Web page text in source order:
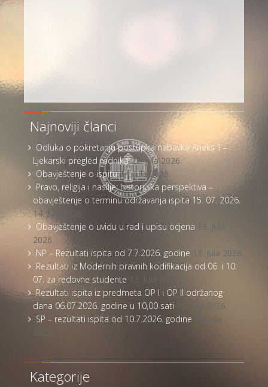
Najnoviji članci
Odluka o pokretanju postupka nabavke Aneks II –
Ljekarski pregled radnika 22. Jula 2026.
Obavještenje o ispitu 14. Jula 2026.
Pravo, religija i nasilje: historijska perspektiva –
obavještenje o terminu održavanja ispita 15. 07. 2026.
14. Jula 2026.
Obavještenje o uvidu u rad i upisu ocjena 13. Jula
2026.
NP – Rezultati ispita od 7.7.2026. godine 13. Jula 2026.
Rezultati iz Modernih pravnih kodifikacija od 06. i 10.
07. za redovne studente 13. Jula 2026.
Rezultati ispita iz predmeta OP I i OP II održanog
dana 06.07.2026. godine u 10,00 sati
13. Jula 2026.
SP – rezultati ispita od 10.7.2026. godine
13. Jula
2026.
Kategorije